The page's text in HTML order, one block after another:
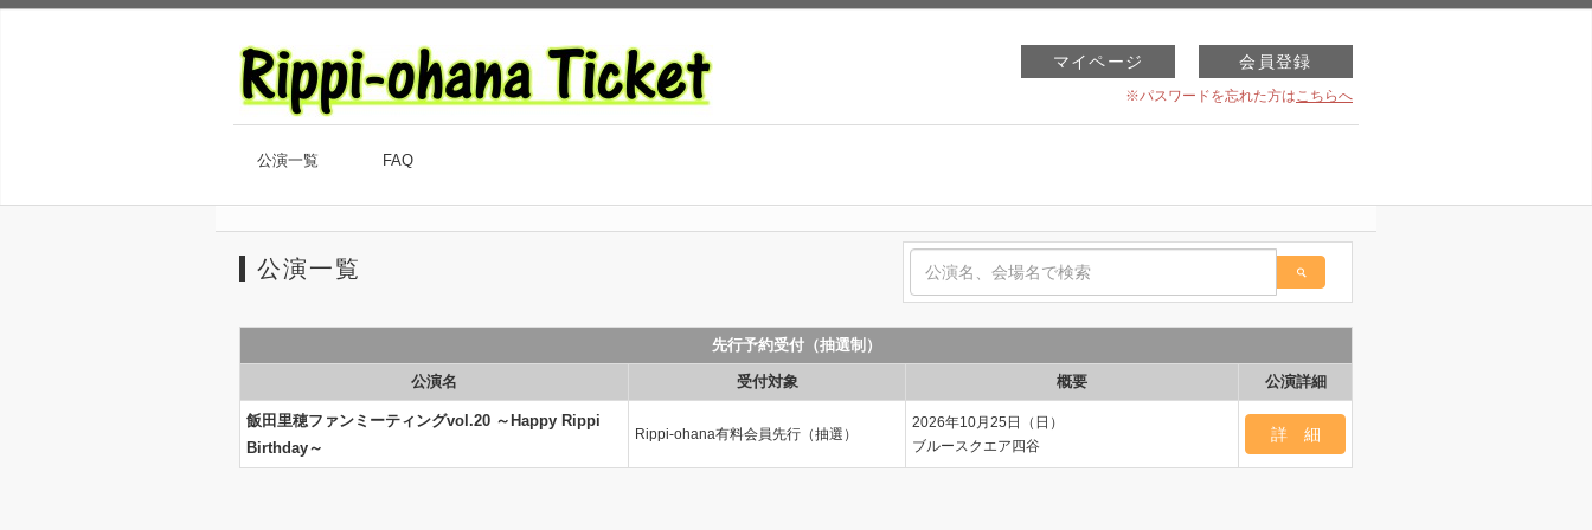
マイページ 会員登録
※パスワードを忘れた方はこちらへ
公演一覧 FAQ
公演一覧
先行予約受付（抽選制）
公演名 受付対象 概要 公演詳細
飯田里穂ファンミーティングvol.20 ～Happy Rippi
Birthday～
Rippi-ohana有料会員先行（抽選）
2026年10月25日（日）
ブルースクエア四谷